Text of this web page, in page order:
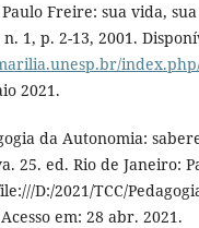
Paulo Freire: sua vida,
n. 1, p. 2-13, 2001.
2021.
da Autonomia:
25. ed. Rio de Janeiro:
D:/2021/TCC/
em: 28 abr. 2021.